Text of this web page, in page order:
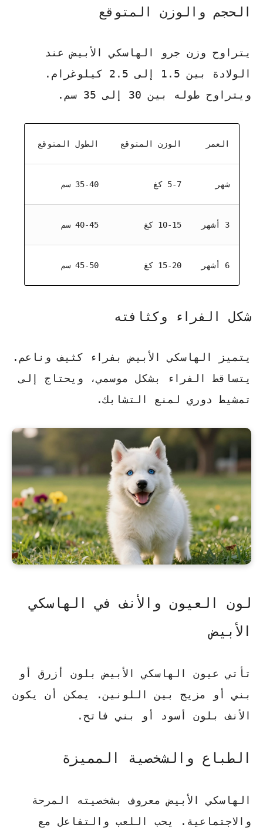
الحجم والوزن المتوقع
يتراوح وزن جرو الهاسكي الأبيض عند
الولادة بين 1.5 إلى 2.5 كيلوغرام.
ويتراوح طوله بين 30 إلى 35 سم.
العمر الوزن المتوقع الطول المتوقع
شهر 5-7 كغ 35-40 سم
3 أشهر 10-15 كغ 40-45 سم
6 أشهر 15-20 كغ 45-50 سم
شكل الفراء وكثافته
يتميز الهاسكي الأبيض بفراء كثيف وناعم.
يتساقط الفراء بشكل موسمي، ويحتاج إلى
تمشيط دوري لمنع التشابك.
لون العيون والأنف في الهاسكي
الأبيض
تأتي عيون الهاسكي الأبيض بلون أزرق أو
بني أو مزيج بين اللونين. يمكن أن يكون
الأنف بلون أسود أو بني فاتح.
الطباع والشخصية المميزة
الهاسكي الأبيض معروف بشخصيته المرحة
والاجتماعية. يحب اللعب والتفاعل مع